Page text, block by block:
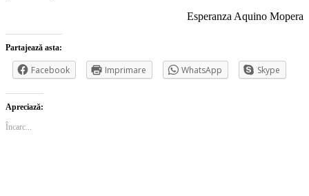
Esperanza Aquino Mopera
Partajează asta:
Facebook Imprimare WhatsApp Skype
Apreciază:
Încarc...